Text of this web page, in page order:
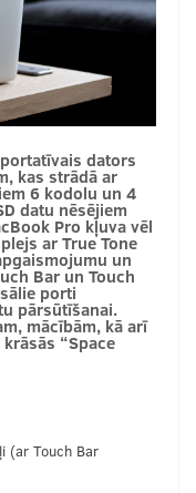
dators
kas strādā ar
6 kodolu un 4
datu nēsējiem
Pro kļuva vēl
ar True Tone
un
Bar un Touch
porti
pārsūtīšanai.
mācībām, kā arī
“Space
(ar Touch Bar